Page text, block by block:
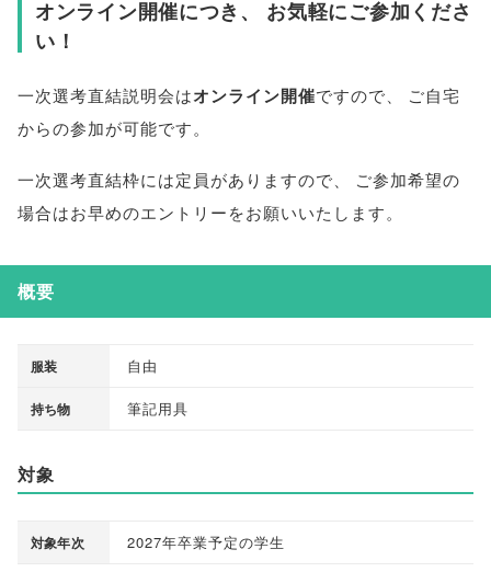
オンライン開催につき 、
お気軽にご参加くださ
い！
一次選考直結説明会はオンライン開催ですので
ご自宅
からの参加が可能です。
一次選考直結枠には定員がありますので
ご参加希望の
場合はお早めのエントリーをお願いいたします。
概要
服装 自由
持ち物 筆記用具
対象
対象年次 2027年卒業予定の学生